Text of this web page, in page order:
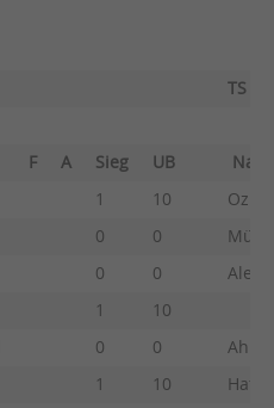
TS
F A Sieg UB
1 10
0 0
0 0
Aleo,
1
10
0 0
1 10